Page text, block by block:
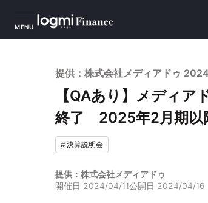
MENU
提供：株式会社メディアドゥ
【QAあり】メディ
終了 2025年2月期以
#決算説明会
提供：株式会社メディアドゥ
開催日 2024/04/11公開日 2024/04/16